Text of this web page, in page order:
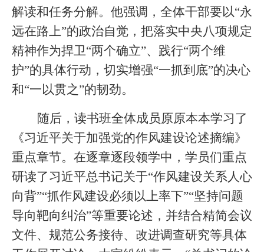
解读和任务分解。他强调，全体干部要以“永
远在路上”的政治自觉，把落实中央八项规定
精神作为捍卫“两个确立”、践行“两个维
护”的具体行动，切实增强“一抓到底”的决心
和“一以贯之”的韧劲。
随后，读书班全体成员原原本本学习了
《习近平关于加强党的作风建设论述摘编》
重点章节。在逐章逐段领学中，学员们重点
研读了习近平总书记关于“作风建设关系人心
向背”“抓作风建设必须以上率下”“坚持问题
导向靶向纠治”等重要论述，并结合精简会议
文件、规范公务接待、改进调查研究等具体